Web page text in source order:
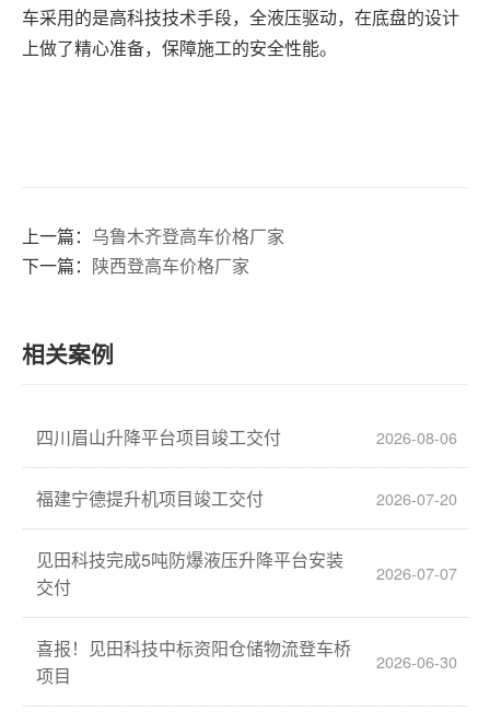
车采用的是高科技技术手段，全液压驱动，在底盘的设计
上做了精心准备，保障施工的安全性能。
上一篇： 乌鲁木齐登高车价格厂家
下一篇： 陕西登高车价格厂家
相关案例
四川眉山升降平台项目竣工交付 2026-08-06
福建宁德提升机项目竣工交付 2026-07-20
见田科技完成5吨防爆液压升降平台安装
交付
2026-07-07
喜报！见田科技中标资阳仓储物流登车桥
项目
2026-06-30